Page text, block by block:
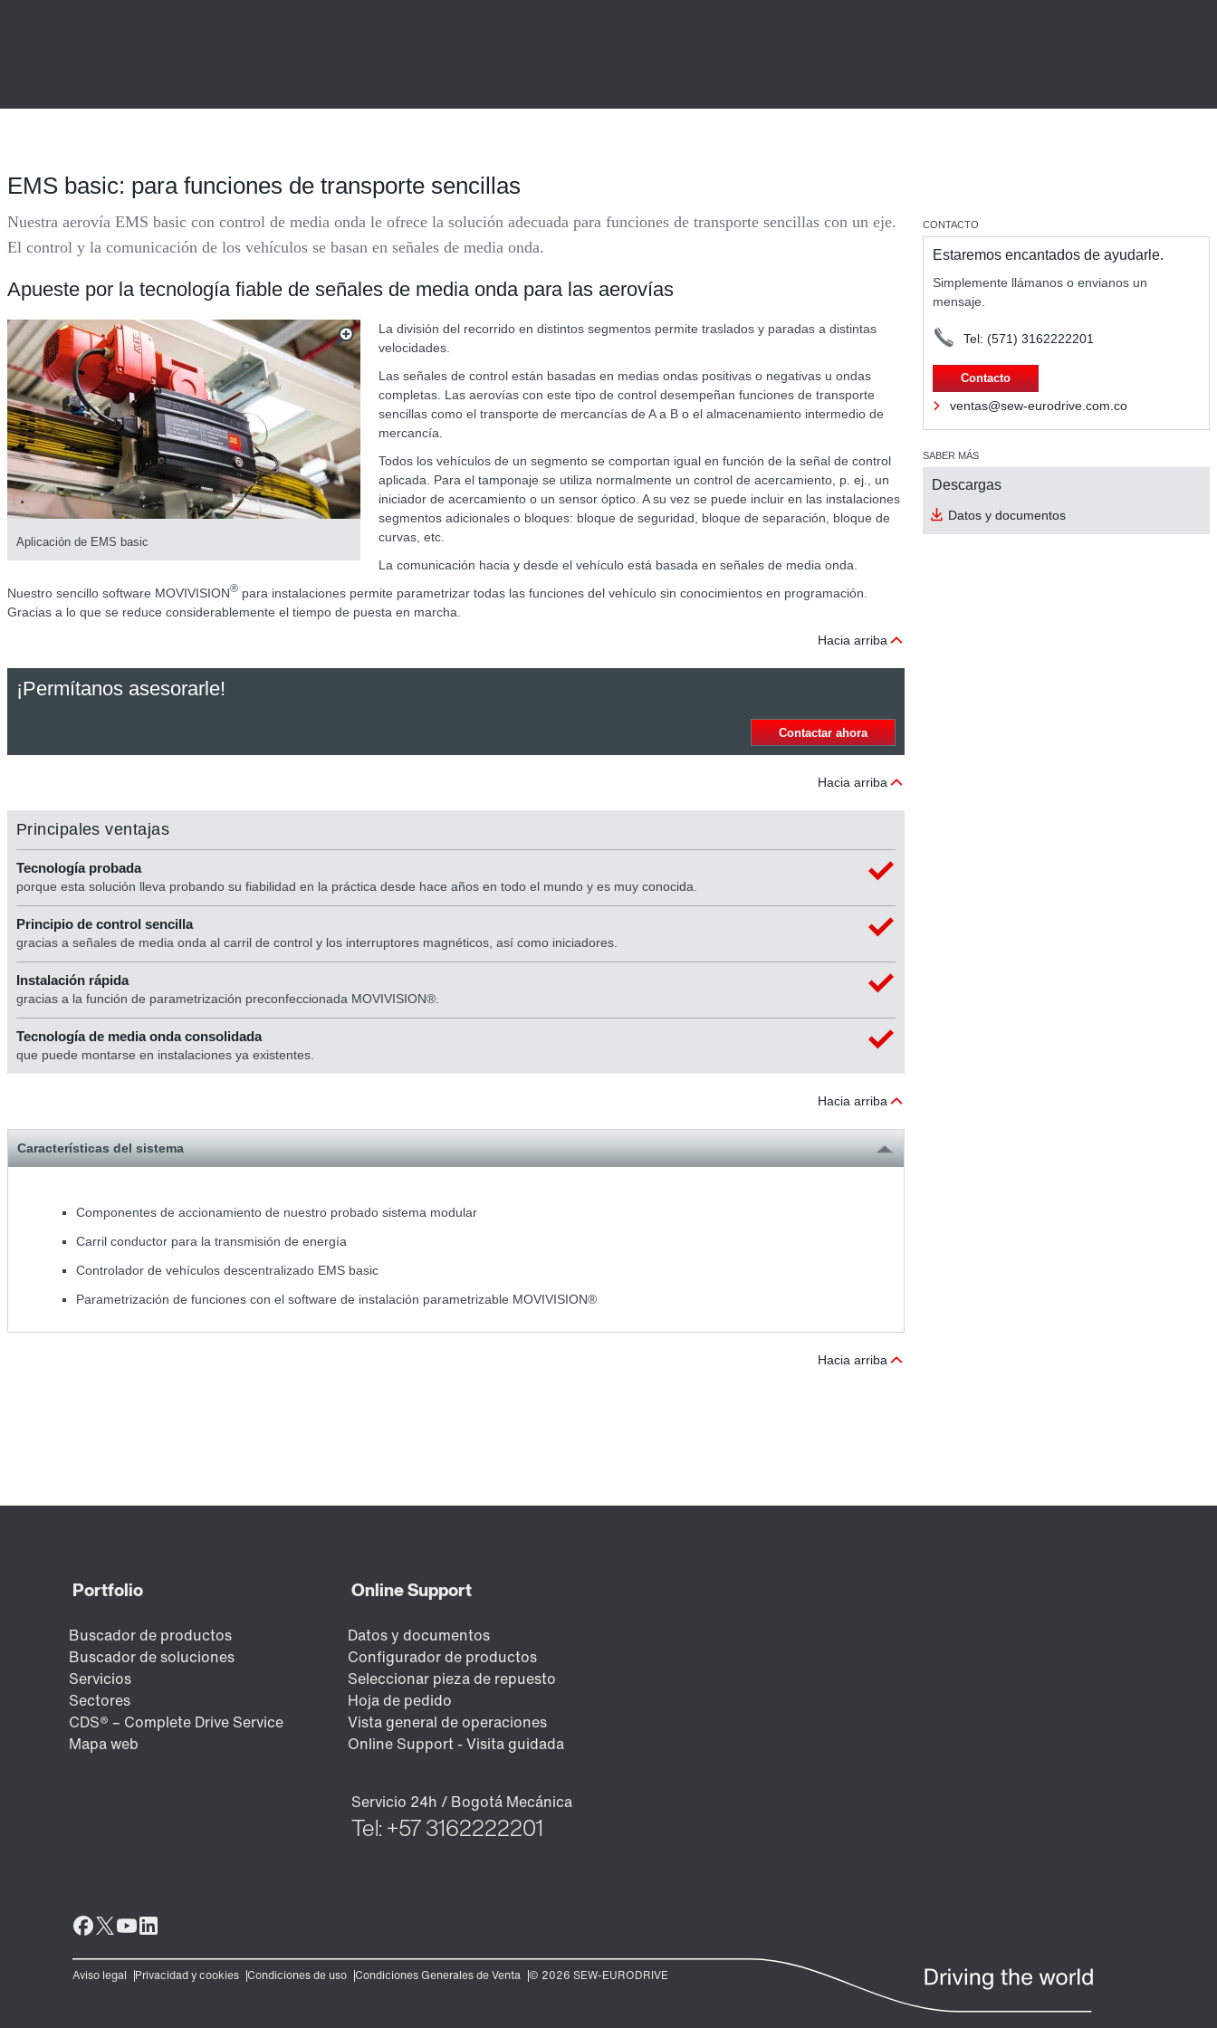
EMS basic: para funciones de transporte sencillas
Nuestra aerovía EMS basic con control de media onda le ofrece la solución adecuada para funciones de transporte sencillas con un eje.
El control y la comunicación de los vehículos se basan en señales de media onda.
Apueste por la tecnología fiable de señales de media onda para las aerovías
Aplicación de EMS basic
La división del recorrido en distintos segmentos permite traslados y paradas a distintas
velocidades.
Las señales de control están basadas en medias ondas positivas o negativas u ondas
completas. Las aerovías con este tipo de control desempeñan funciones de transporte
sencillas como el transporte de mercancías de A a B o el almacenamiento intermedio de
mercancía.
Todos los vehículos de un segmento se comportan igual en función de la señal de control
aplicada. Para el tamponaje se utiliza normalmente un control de acercamiento, p. ej., un
iniciador de acercamiento o un sensor óptico. A su vez se puede incluir en las instalaciones
segmentos adicionales o bloques: bloque de seguridad, bloque de separación, bloque de
curvas, etc.
La comunicación hacia y desde el vehículo está basada en señales de media onda.
Nuestro sencillo software MOVIVISION® para instalaciones permite parametrizar todas las funciones del vehículo sin conocimientos en programación.
Gracias a lo que se reduce considerablemente el tiempo de puesta en marcha.
Hacia arriba
¡Permítanos asesorarle!
Contactar ahora
Hacia arriba
Principales ventajas
Tecnología probada
porque esta solución lleva probando su fiabilidad en la práctica desde hace años en todo el mundo y es muy conocida.
Principio de control sencilla
gracias a señales de media onda al carril de control y los interruptores magnéticos, así como iniciadores.
Instalación rápida
gracias a la función de parametrización preconfeccionada MOVIVISION®.
Tecnología de media onda consolidada
que puede montarse en instalaciones ya existentes.
Hacia arriba
Características del sistema
Componentes de accionamiento de nuestro probado sistema modular
Carril conductor para la transmisión de energía
Controlador de vehículos descentralizado EMS basic
Parametrización de funciones con el software de instalación parametrizable MOVIVISION®
Hacia arriba
CONTACTO
Estaremos encantados de ayudarle.
Simplemente llámanos o envianos un
mensaje.
Tel: (571) 3162222201
Contacto
ventas@sew-eurodrive.com.co
SABER MÁS
Descargas
Datos y documentos